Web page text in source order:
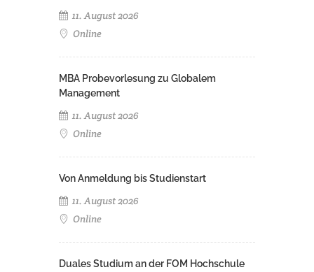
11. August 2026
Online
MBA Probevorlesung zu Globalem
Management
11. August 2026
Online
Von Anmeldung bis Studienstart
11. August 2026
Online
Duales Studium an der FOM Hochschule